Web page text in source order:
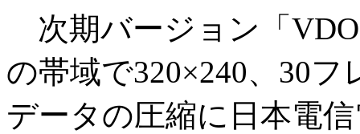
次期バージョン「
の帯域で320×240、30
データの圧縮に日本電